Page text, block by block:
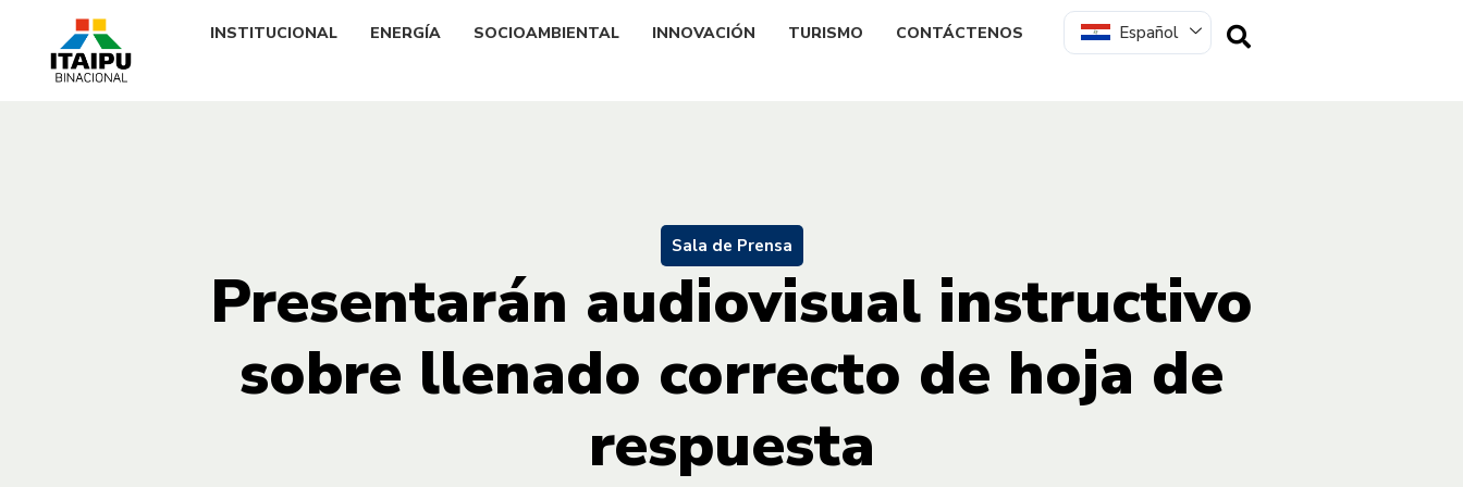
INSTITUCIONAL ENERGÍA SOCIOAMBIENTAL INNOVACIÓN TURISMO CONTÁCTENOS Español
Sala de Prensa
Presentarán audiovisual instructivo
sobre llenado correcto de hoja de
respuesta